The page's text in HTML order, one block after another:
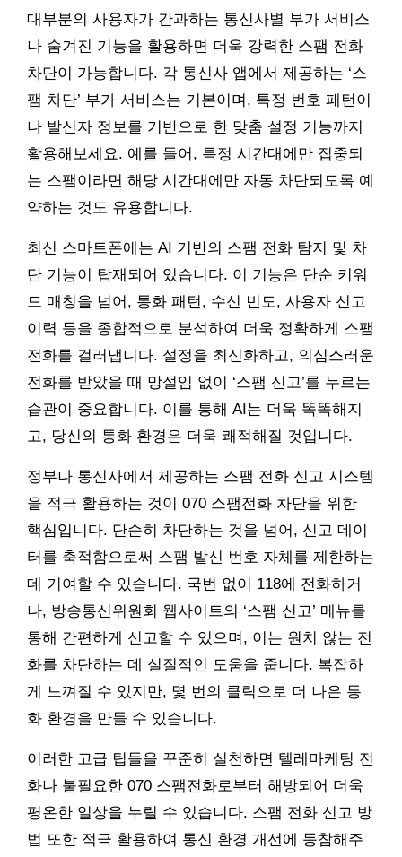
대부분의 사용자가 간과하는 통신사별 부가 서비스
나 숨겨진 기능을 활용하면 더욱 강력한 스팸 전화
차단이 가능합니다. 각 통신사 앱에서 제공하는 ‘스
팸 차단’ 부가 서비스는 기본이며, 특정 번호 패턴이
나 발신자 정보를 기반으로 한 맞춤 설정 기능까지
활용해보세요. 예를 들어, 특정 시간대에만 집중되
는 스팸이라면 해당 시간대에만 자동 차단되도록 예
약하는 것도 유용합니다.
최신 스마트폰에는 AI 기반의 스팸 전화 탐지 및 차
단 기능이 탑재되어 있습니다. 이 기능은 단순 키워
드 매칭을 넘어, 통화 패턴, 수신 빈도, 사용자 신고
이력 등을 종합적으로 분석하여 더욱 정확하게 스팸
전화를 걸러냅니다. 설정을 최신화하고, 의심스러운
전화를 받았을 때 망설임 없이 ‘스팸 신고’를 누르는
습관이 중요합니다. 이를 통해 AI는 더욱 똑똑해지
고, 당신의 통화 환경은 더욱 쾌적해질 것입니다.
정부나 통신사에서 제공하는 스팸 전화 신고 시스템
을 적극 활용하는 것이 070 스팸전화 차단을 위한
핵심입니다. 단순히 차단하는 것을 넘어, 신고 데이
터를 축적함으로써 스팸 발신 번호 자체를 제한하는
데 기여할 수 있습니다. 국번 없이 118에 전화하거
나, 방송통신위원회 웹사이트의 ‘스팸 신고’ 메뉴를
통해 간편하게 신고할 수 있으며, 이는 원치 않는 전
화를 차단하는 데 실질적인 도움을 줍니다. 복잡하
게 느껴질 수 있지만, 몇 번의 클릭으로 더 나은 통
화 환경을 만들 수 있습니다.
이러한 고급 팁들을 꾸준히 실천하면 텔레마케팅 전
화나 불필요한 070 스팸전화로부터 해방되어 더욱
평온한 일상을 누릴 수 있습니다. 스팸 전화 신고 방
법 또한 적극 활용하여 통신 환경 개선에 동참해주